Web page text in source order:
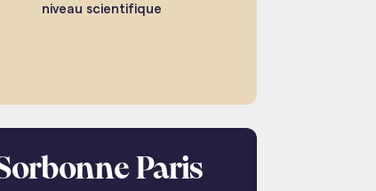
niveau scientifique
Paris